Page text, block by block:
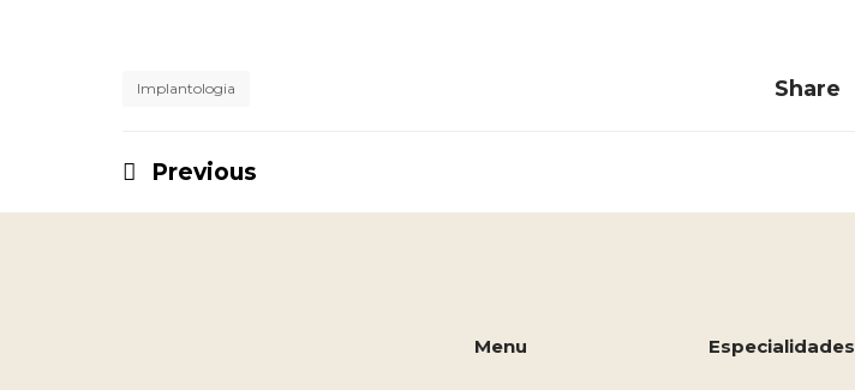
Implantologia Share
Previous
Menu Especialidades